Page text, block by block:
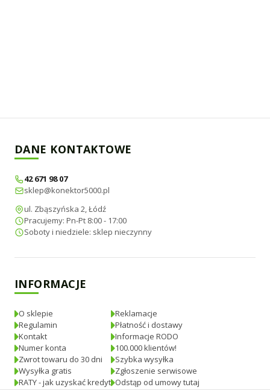
DANE KONTAKTOWE
42 671 98 07
sklep@konektor5000.pl
ul. Zbąszyńska 2, Łódź
Pracujemy: Pn-Pt 8:00 - 17:00
Soboty i niedziele: sklep nieczynny
INFORMACJE
O sklepie
Regulamin
Kontakt
Numer konta
Zwrot towaru do 30 dni
Wysyłka gratis
RATY - jak uzyskać kredyt
Reklamacje
Płatność i dostawy
Informacje RODO
100.000 klientów!
Szybka wysyłka
Zgłoszenie serwisowe
Odstąp od umowy tutaj